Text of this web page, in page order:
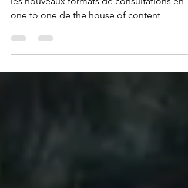
Content 2026
one to one de the house of content